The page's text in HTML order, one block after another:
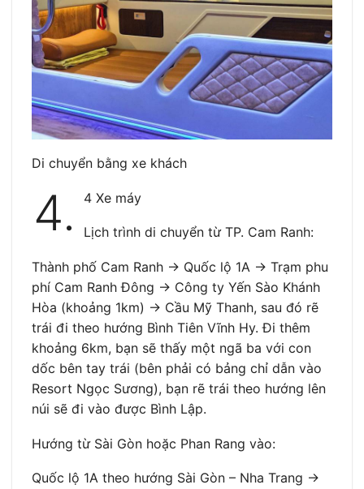
Di chuyển bằng xe khách
4. 4 Xe máy
Lịch trình di chuyển từ TP. Cam Ranh:
Thành phố Cam Ranh -> Quốc lộ 1A -> Trạm phu
phí Cam Ranh Đông -> Công ty Yến Sào Khánh
Hòa (khoảng 1km) -> Cầu Mỹ Thanh, sau đó rẽ
trái đi theo hướng Bình Tiên Vĩnh Hy. Đi thêm
khoảng 6km, bạn sẽ thấy một ngã ba với con
dốc bên tay trái (bên phải có bảng chỉ dẫn vào
Resort Ngọc Sương), bạn rẽ trái theo hướng lên
núi sẽ đi vào được Bình Lập.
Hướng từ Sài Gòn hoặc Phan Rang vào:
Quốc lộ 1A theo hướng Sài Gòn – Nha Trang ->